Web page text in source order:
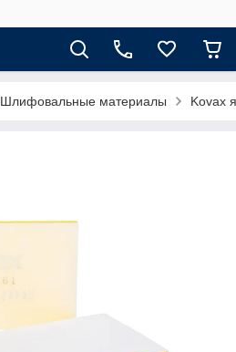
Шлифовальные материалы Kovax